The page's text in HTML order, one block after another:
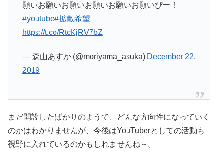
願いお願いお願いお願いお願いお願いぴー！！
#youtube#拡散希望
https://t.co/RtcKjRV7bZ
— 森山あすか (@moriyama_asuka) December 22,
2019
まだ開設したばかりのようで、どんな方向性になっていく
のかはわかりませんが、今後はYouTuberとしての活動も
視野に入れているのかもしれませんね～。